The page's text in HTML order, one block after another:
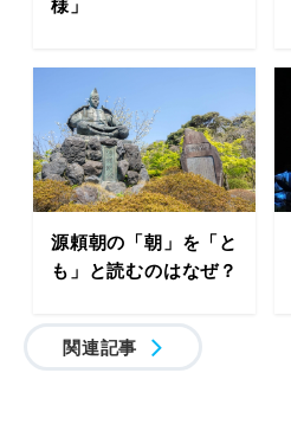
源頼朝の「朝」を「と
も」と読むのはなぜ？
関連記事